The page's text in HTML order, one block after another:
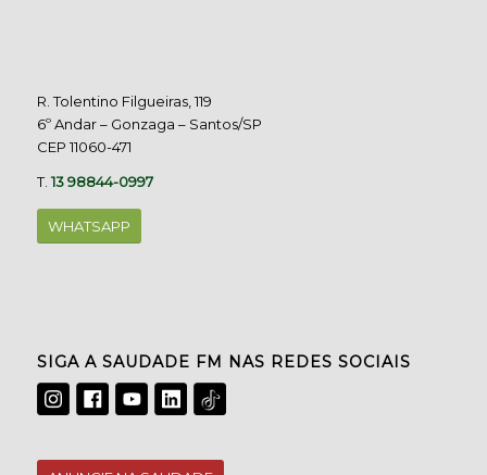
R. Tolentino Filgueiras, 119
6º Andar – Gonzaga – Santos/SP
CEP 11060-471
T.13 98844-0997
WHATSAPP
SIGA A SAUDADE FM NAS REDES SOCIAIS